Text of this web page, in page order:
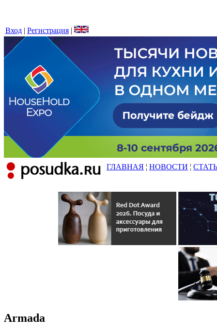
Вход | Регистрация |
ГЛАВНАЯ ¦ НОВОСТИ ¦
Armada